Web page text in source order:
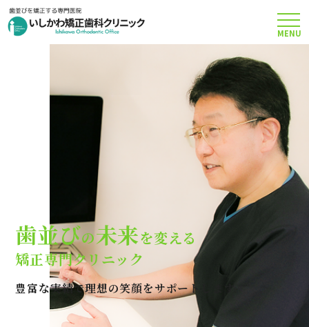
矯正治療について
当院のこだわり
費用について
クリニック案内
Q＆A
MENU
歯並びの未来を変える
矯正専門クリニック
豊富な実績で理想の笑顔をサポートします